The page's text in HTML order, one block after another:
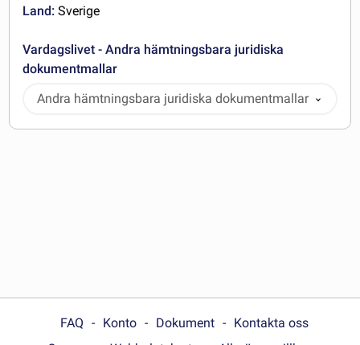
Land: Sverige
Vardagslivet - Andra hämtningsbara juridiska
dokumentmallar
Andra hämtningsbara juridiska dokumentmallar
FAQ Konto Dokument
Kontakta oss